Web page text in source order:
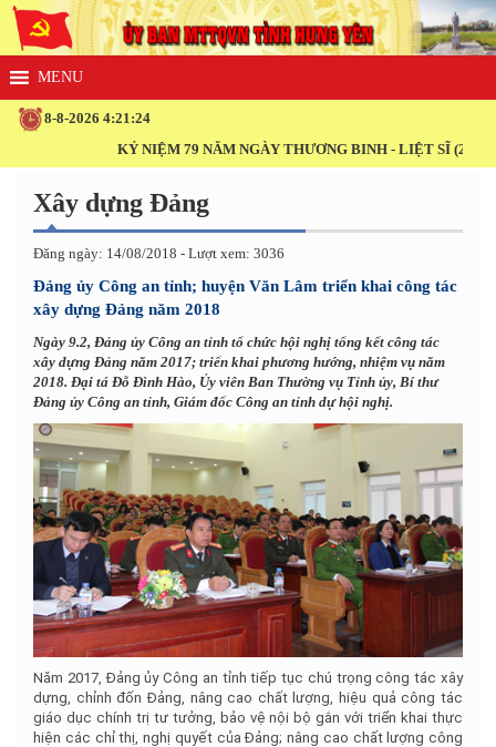
8-8-2026 4:21:24
KỶ NIỆM 79 NĂM NGÀY THƯƠNG BINH - LIỆT SĨ (27/7/1947
Xây dựng Đảng
Đăng ngày: 14/08/2018 - Lượt xem: 3036
Đảng ủy Công an tỉnh; huyện Văn Lâm triển khai công tác
xây dựng Đảng năm 2018
Ngày 9.2, Đảng ủy Công an tỉnh tổ chức hội nghị tổng kết công tác
xây dựng Đảng năm 2017; triển khai phương hướng, nhiệm vụ năm
2018. Đại tá Đỗ Đình Hào, Ủy viên Ban Thường vụ Tỉnh ủy, Bí thư
Đảng ủy Công an tỉnh, Giám đốc Công an tỉnh dự hội nghị.
Năm 2017, Đảng ủy Công an tỉnh tiếp tục chú trọng công tác xây
dựng, chỉnh đốn Đảng, nâng cao chất lượng, hiệu quả công tác
giáo dục chính trị tư tưởng, bảo vệ nội bộ gắn với triển khai thực
hiện các chỉ thị, nghị quyết của Đảng; nâng cao chất lượng công